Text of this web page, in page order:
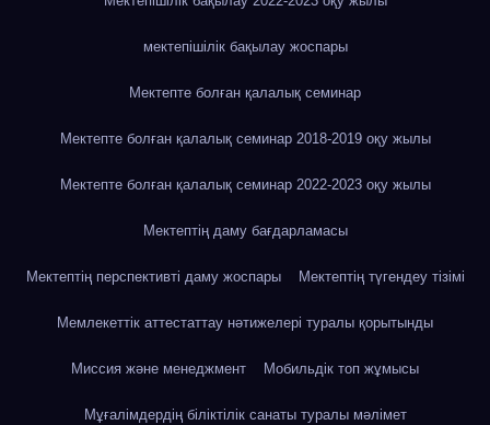
мектепішілік бақылау жоспары
Мектепте болған қалалық семинар
Мектепте болған қалалық семинар 2018-2019 оқу жылы
Мектепте болған қалалық семинар 2022-2023 оқу жылы
Мектептің даму бағдарламасы
Мектептің перспективті даму жоспары Мектептің түгендеу тізімі
Мемлекеттік аттестаттау нәтижелері туралы қорытынды
Миссия және менеджмент Мобильдік топ жұмысы
Мұғалімдердің біліктілік санаты туралы мәлімет